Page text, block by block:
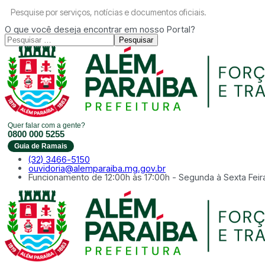
Pesquise por serviços, notícias e documentos oficiais.
O que você deseja encontrar em nosso Portal?
Pesquisar
Quer falar com a gente?
0800 000 5255
Guia de Ramais
(32) 3466-5150
ouvidoria@alemparaiba.mg.gov.br
Funcionamento de 12:00h às 17:00h - Segunda à Sexta